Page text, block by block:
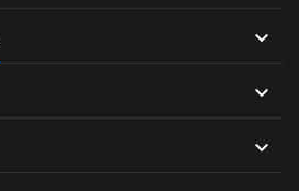


